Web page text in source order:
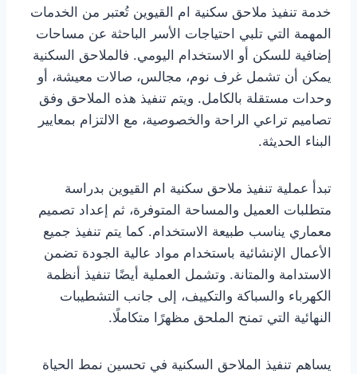
خدمة تنفيذ ملاحق سكنية ام القيوين تُعتبر من الخدمات
المهمة التي تلبي احتياجات الأسر الباحثة عن مساحات
إضافية للسكن أو الاستخدام اليومي. فالملاحق السكنية
يمكن أن تشمل غرف نوم، مجالس، صالات معيشة، أو
وحدات مستقلة بالكامل. ويتم تنفيذ هذه الملاحق وفق
تصاميم تراعي الراحة والخصوصية، مع الالتزام بمعايير
البناء الحديثة.
تبدأ عملية تنفيذ ملاحق سكنية ام القيوين بدراسة
متطلبات العميل والمساحة المتوفرة، ثم إعداد تصميم
معماري يناسب طبيعة الاستخدام. كما يتم تنفيذ جميع
الأعمال الإنشائية باستخدام مواد عالية الجودة تضمن
الاستدامة والمتانة. وتشمل العملية أيضًا تنفيذ أنظمة
الكهرباء والسباكة والتكييف، إلى جانب التشطيبات
النهائية التي تمنح الملحق مظهرًا متكاملًا.
يساهم تنفيذ الملاحق السكنية في تحسين نمط الحياة